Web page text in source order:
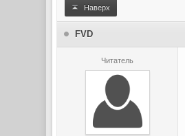
Наверх
FVD
Читатель